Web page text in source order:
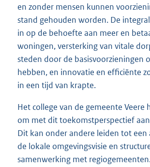
en zonder mensen kunnen
stand gehouden worden. De
in op de behoefte aan meer en
woningen, versterking van vitale
steden door de basisvoorzieningen
hebben, en innovatie en efficiënte
in een tijd van krapte.
Het college van de gemeente Veere
om met dit toekomstperspectief
Dit kan onder andere leiden tot een
de lokale omgevingsvisie en
samenwerking met